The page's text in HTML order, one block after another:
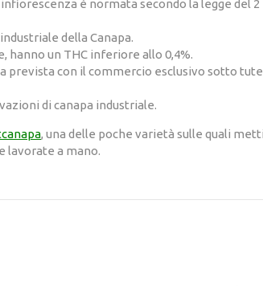
è normata secondo la legge del 2
della Canapa.
hanno un THC inferiore allo 0,4%.
prevista con il commercio esclusivo sotto
di canapa industriale.
, una delle poche varietà sulle quali
lavorate a mano.